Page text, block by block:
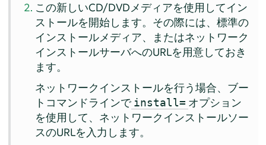
この新しいCD/DVDメディアを使用してイン
ストールを開始します。その際には、標準の
インストールメディア、またはネットワーク
インストールサーバへのURLを用意しておき
ます。
ネットワークインストールを行う場合、ブー
トコマンドラインで install= オプション
を使用して、ネットワークインストールソー
スのURLを入力します。